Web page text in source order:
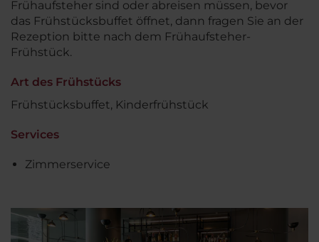
Frühaufsteher sind oder abreisen müssen, bevor
das Frühstücksbuffet öffnet, dann fragen Sie an der
Rezeption bitte nach dem Frühaufsteher-
Frühstück.
Art des Frühstücks
Frühstücksbuffet, Kinderfrühstück
Services
Zimmerservice